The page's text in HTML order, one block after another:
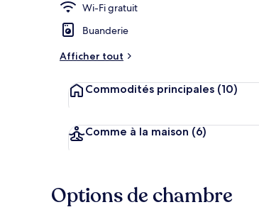
Wi-Fi gratuit
Buanderie
Afficher tout
Commodités principales (10)
Comme à la maison (6)
Options de chambre